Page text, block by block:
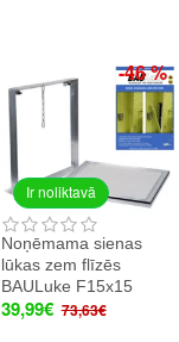
Ir noliktavā
-46 %
Noņēmama sienas
lūkas zem flīzēs
BAULuke F15x15
39,99€ 73,63€